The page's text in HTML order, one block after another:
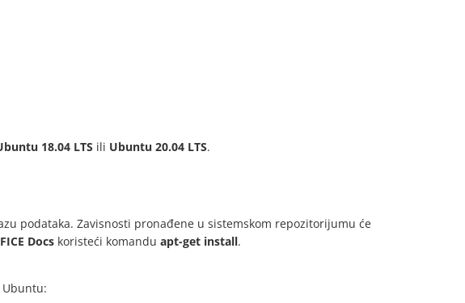
18.04 LTS ili Ubuntu 20.04 LTS.
podataka. Zavisnosti pronađene u sistemskom repozitorijumu će
Docs koristeći komandu apt-get install.